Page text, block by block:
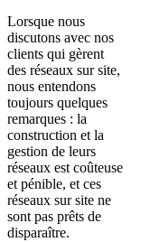
Lorsque nous
discutons avec nos
clients qui gèrent
des réseaux sur site,
nous entendons
toujours quelques
remarques : la
construction et la
gestion de leurs
réseaux est coûteuse
et pénible, et ces
réseaux sur site ne
sont pas prêts de
disparaître.